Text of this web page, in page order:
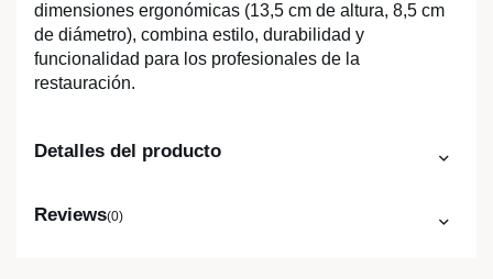
dimensiones ergonómicas (13,5 cm de altura, 8,5 cm
de diámetro), combina estilo, durabilidad y
funcionalidad para los profesionales de la
restauración.
Detalles del producto
Reviews(0)